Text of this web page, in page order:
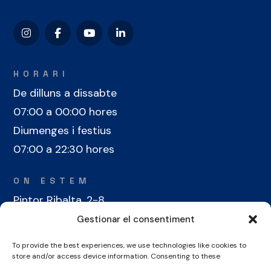
Gestionar el consentiment
To provide the best experiences, we use technologies like cookies to
store and/or access device information. Consenting to these
HORARI
De dilluns a dissabte
07:00 a 00:00 hores
Diumenges i festius
07:00 a 22:30 hores
ON ESTEM
Pintor Ribalta, 2-8
08028 Barcelona
CONTACTE